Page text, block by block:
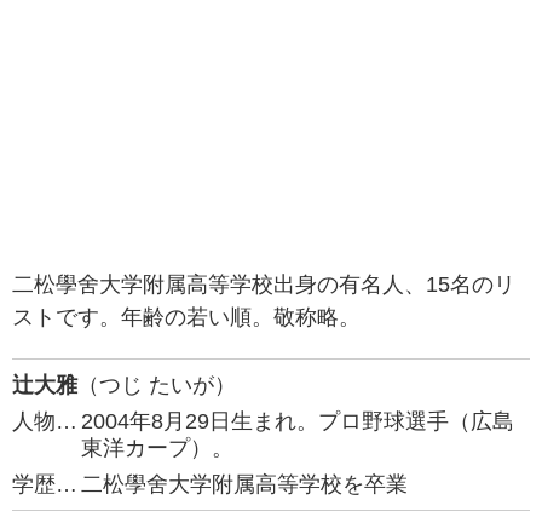
二松學舍大学附属高等学校出身の有名人、15名のリ
ストです。年齢の若い順。敬称略。
辻大雅（つじ たいが）
人物… 2004年8月29日生まれ。プロ野球選手（広島
東洋カープ）。
学歴… 二松學舍大学附属高等学校を卒業